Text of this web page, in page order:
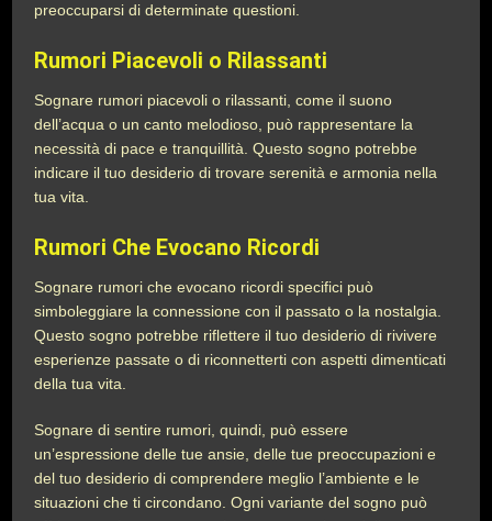
preoccuparsi di determinate questioni.
Rumori Piacevoli o Rilassanti
Sognare rumori piacevoli o rilassanti, come il suono
dell’acqua o un canto melodioso, può rappresentare la
necessità di pace e tranquillità. Questo sogno potrebbe
indicare il tuo desiderio di trovare serenità e armonia nella
tua vita.
Rumori Che Evocano Ricordi
Sognare rumori che evocano ricordi specifici può
simboleggiare la connessione con il passato o la nostalgia.
Questo sogno potrebbe riflettere il tuo desiderio di rivivere
esperienze passate o di riconnetterti con aspetti dimenticati
della tua vita.
Sognare di sentire rumori, quindi, può essere
un’espressione delle tue ansie, delle tue preoccupazioni e
del tuo desiderio di comprendere meglio l’ambiente e le
situazioni che ti circondano. Ogni variante del sogno può